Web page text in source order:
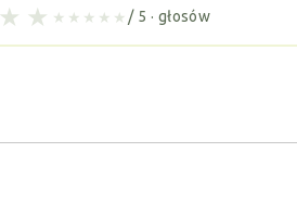
★ ★ ★★★★★/ 5 · głosów